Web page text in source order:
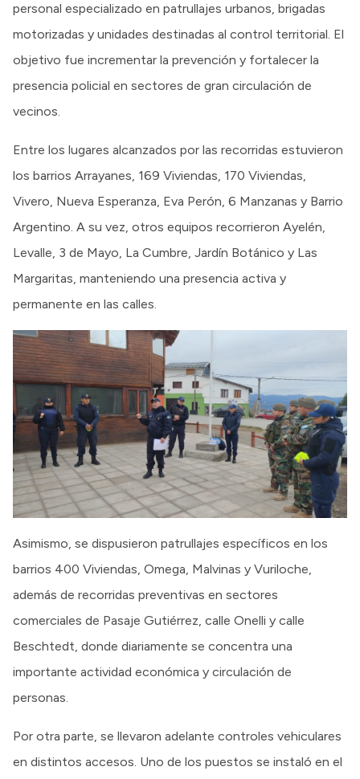
personal especializado en patrullajes urbanos, brigadas
motorizadas y unidades destinadas al control territorial. El
objetivo fue incrementar la prevención y fortalecer la
presencia policial en sectores de gran circulación de
vecinos.
Entre los lugares alcanzados por las recorridas estuvieron
los barrios Arrayanes, 169 Viviendas, 170 Viviendas,
Vivero, Nueva Esperanza, Eva Perón, 6 Manzanas y Barrio
Argentino. A su vez, otros equipos recorrieron Ayelén,
Levalle, 3 de Mayo, La Cumbre, Jardín Botánico y Las
Margaritas, manteniendo una presencia activa y
permanente en las calles.
Asimismo, se dispusieron patrullajes específicos en los
barrios 400 Viviendas, Omega, Malvinas y Vuriloche,
además de recorridas preventivas en sectores
comerciales de Pasaje Gutiérrez, calle Onelli y calle
Beschtedt, donde diariamente se concentra una
importante actividad económica y circulación de
personas.
Por otra parte, se llevaron adelante controles vehiculares
en distintos accesos. Uno de los puestos se instaló en el